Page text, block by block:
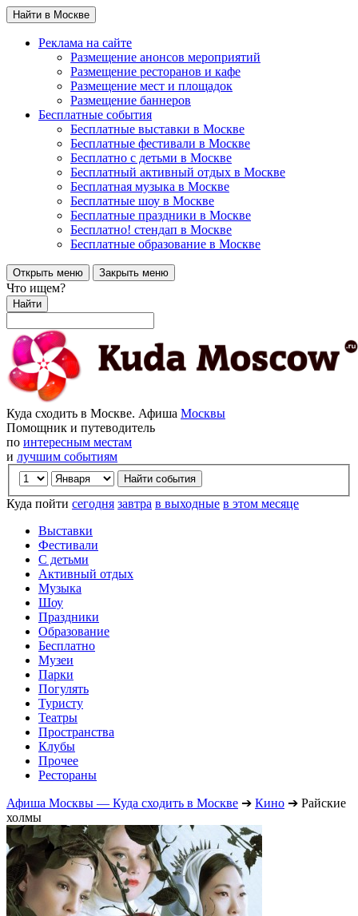
Найти в Москве
Реклама на сайте
Размещение анонсов мероприятий
Размещение ресторанов и кафе
Размещение мест и площадок
Размещение баннеров
Бесплатные события
Бесплатные выставки в Москве
Бесплатные фестивали в Москве
Бесплатно с детьми в Москве
Бесплатный активный отдых в Москве
Бесплатная музыка в Москве
Бесплатные шоу в Москве
Бесплатные праздники в Москве
Бесплатно! стендап в Москве
Бесплатные образование в Москве
Открыть меню Закрыть меню
Что ищем?
Найти
Куда сходить в Москве. Афиша Москвы
Помощник и путеводитель
по интересным местам
и лучшим событиям
Куда пойти сегодня завтра в выходные в этом месяце
Выставки
Фестивали
С детьми
Активный отдых
Музыка
Шоу
Праздники
Образование
Бесплатно
Музеи
Парки
Погулять
Туристу
Театры
Пространства
Клубы
Прочее
Рестораны
Афиша Москвы — Куда сходить в Москве ➔ Кино ➔ Райские
холмы